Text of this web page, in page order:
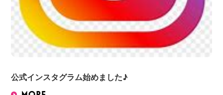
公式インスタグラム始めました♪